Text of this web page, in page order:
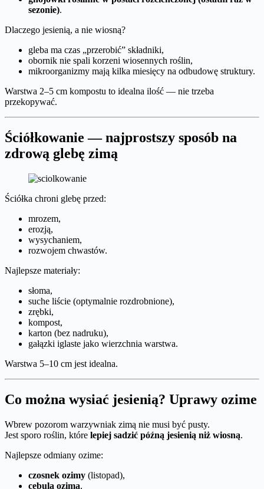
sezonie).
Dlaczego jesienią, a nie wiosną?
gleba ma czas „przerobić” składniki,
obornik nie spali korzeni wiosennych roślin,
mikroorganizmy mają kilka miesięcy na odbudowę struktury.
Warstwa 2–5 cm kompostu to idealna ilość — nie trzeba
przekopywać.
Ściółkowanie — najprostszy sposób na
zdrową glebę zimą
Ściółka chroni glebę przed:
mrozem,
erozją,
wysychaniem,
rozwojem chwastów.
Najlepsze materiały:
słoma,
suche liście (optymalnie rozdrobnione),
zrębki,
kompost,
karton (bez nadruku),
gałązki iglaste jako wierzchnia warstwa.
Warstwa 5–10 cm jest idealna.
Co można wysiać jesienią? Uprawy ozime
Wbrew pozorom warzywniak zimą nie musi być pusty.
Jest sporo roślin, które lepiej sadzić późną jesienią niż wiosną.
Najlepsze odmiany ozime:
czosnek ozimy (listopad),
cebula ozima,